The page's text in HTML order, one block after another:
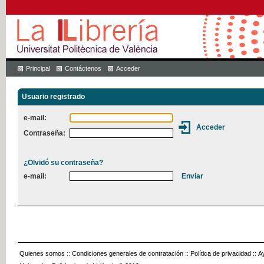
Principal Contáctenos Acceder
Usuario registrado
e-mail:
Contraseña:
¿Olvidó su contraseña?
e-mail:
Quienes somos :: Condiciones generales de contratación :: Política de privacidad ::